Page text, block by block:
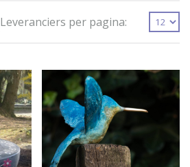
Leveranciers per pagina: